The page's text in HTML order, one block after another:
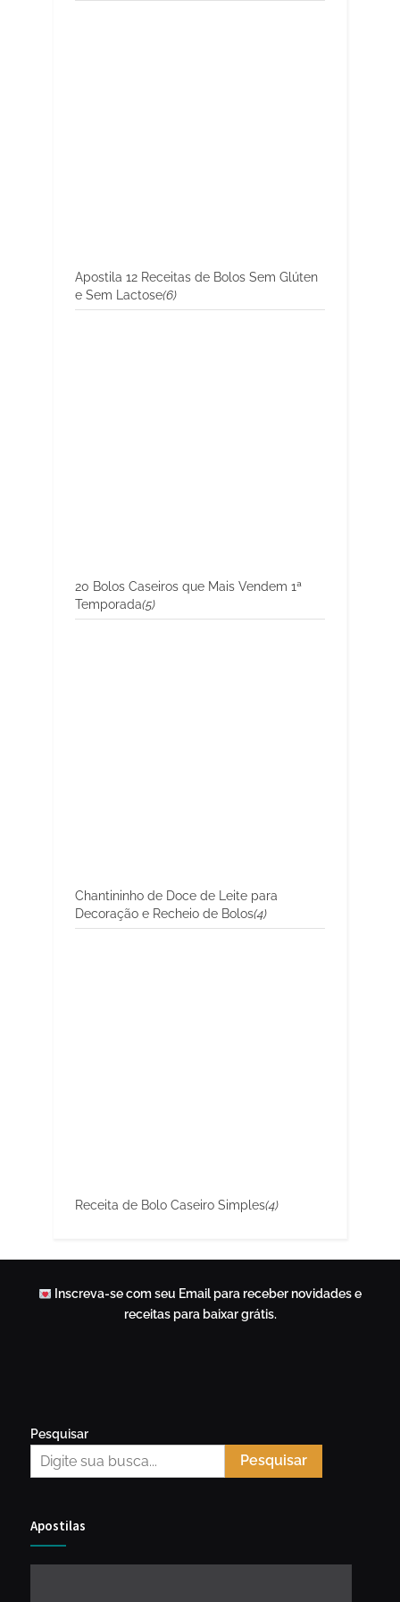
Apostila 12 Receitas de Bolos Sem Glúten
e Sem Lactose(6)
20 Bolos Caseiros que Mais Vendem 1ª
Temporada(5)
Chantininho de Doce de Leite para
Decoração e Recheio de Bolos(4)
Receita de Bolo Caseiro Simples(4)
Inscreva-se com seu Email para receber novidades e
receitas para baixar grátis.
Pesquisar
Pesquisar
Apostilas